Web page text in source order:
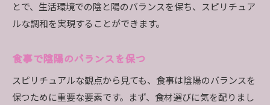
とで、生活環境での陰と陽のバランスを保ち、スピリチュア
ルな調和を実現することができます。
食事で陰陽のバランスを保つ
スピリチュアルな観点から見ても、食事は陰陽のバランスを
保つために重要な要素です。まず、食材選びに気を配りまし